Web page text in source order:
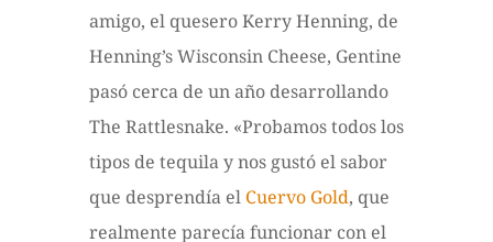
amigo, el quesero Kerry Henning, de
Henning’s Wisconsin Cheese, Gentine
pasó cerca de un año desarrollando
The Rattlesnake. «Probamos todos los
tipos de tequila y nos gustó el sabor
que desprendía el Cuervo Gold, que
realmente parecía funcionar con el